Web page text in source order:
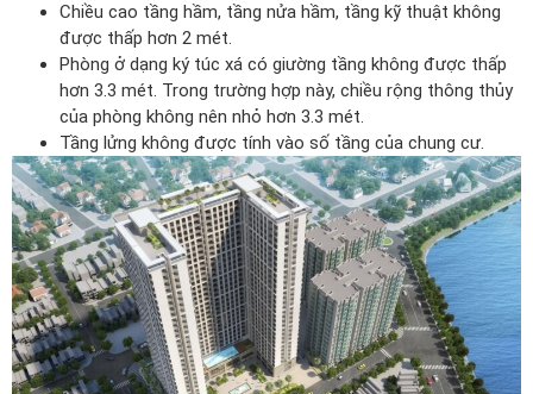
Chiều cao tầng hầm, tầng nửa hầm, tầng kỹ thuật không
được thấp hơn 2 mét.
Phòng ở dạng ký túc xá có giường tầng không được thấp
hơn 3.3 mét. Trong trường hợp này, chiều rộng thông thủy
của phòng không nên nhỏ hơn 3.3 mét.
Tầng lửng không được tính vào số tầng của chung cư.